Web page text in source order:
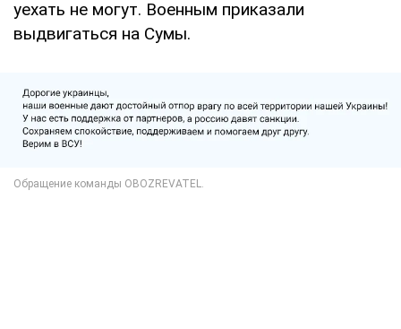
уехать не могут. Военным приказали
выдвигаться на Сумы.